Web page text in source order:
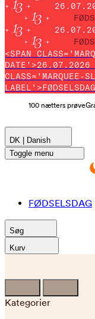
<SPAN
DATE'>26.07.2026
CLASS='MARQUEE-
100 nætters prøve
DK | Danish
Toggle menu
FØDSELSDAG
Søg
Kurv
Kategorier